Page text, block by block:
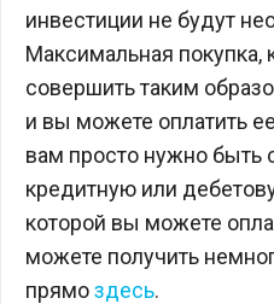
инвестиции не будут
Максимальная
совершить таким
и вы можете оплатить
вам просто нужно быть
кредитную или
которой вы можете
можете получить
прямоздесь.